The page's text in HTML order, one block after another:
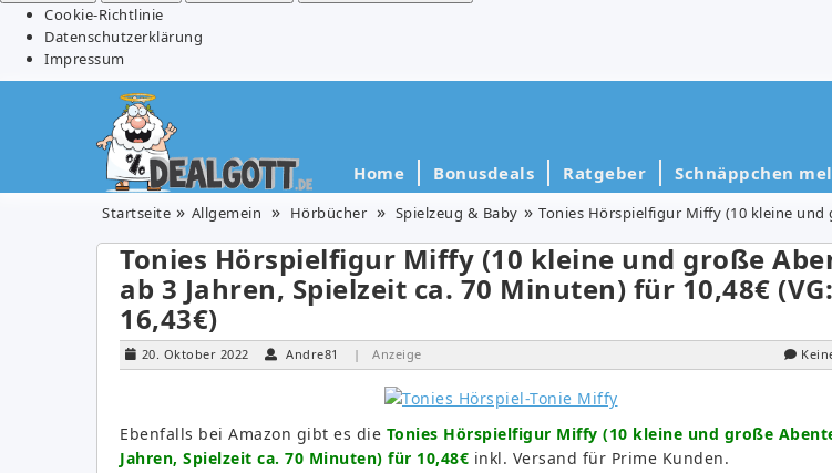
Cookie-Richtlinie
Datenschutzerklärung
Impressum
Home Bonusdeals Ratgeber Schnäppchen
Startseite Allgemein Hörbücher Spielzeug & Baby Tonies Hörspielfigur Miffy (10 kleine und
Tonies Hörspielfigur Miffy (10 kleine und große
ab 3 Jahren, Spielzeit ca. 70 Minuten) für 10,48€ (VG:
16,43€)
20. Oktober 2022 Andre81 | Anzeige
Ebenfalls bei Amazon gibt es die Tonies Hörspielfigur Miffy (10 kleine und große
Jahren, Spielzeit ca. 70 Minuten) für 10,48€ inkl. Versand für Prime Kunden.